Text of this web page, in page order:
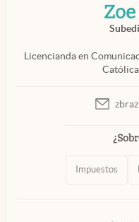
ClimaLicencianda en
abre en
Impuestos